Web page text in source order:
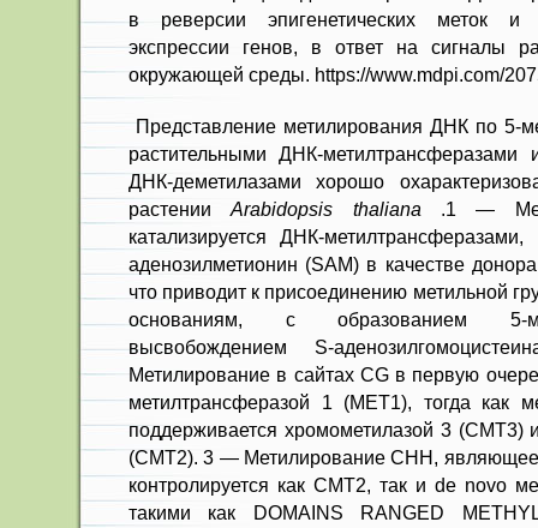
Представление метилирования ДНК по 5-
растительными ДНК-метилтрансферазами
ДНК-деметилазами хорошо
растенииArabidopsis thaliana .1 —
катализируется ДНК-
аденозилметионин (SAM) в качестве
что приводит к присоединению метильной
основаниям, с образованием 5-
высвобождением S-
Метилирование в сайтах CG в первую
метилтрансферазой 1 (MET1), тогда как
поддерживается хромометилазой 3 (CMT3)
(CMT2). 3 — Метилирование CHH,
контролируется как CMT2, так и de novo
такими как DOMAINS RANGED